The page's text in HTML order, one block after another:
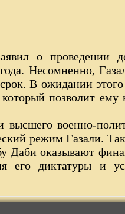
о проведении
Несомненно,
В ожидании
позволит ему
военно-
режим Газали.
Даби оказывают
его диктатуры и